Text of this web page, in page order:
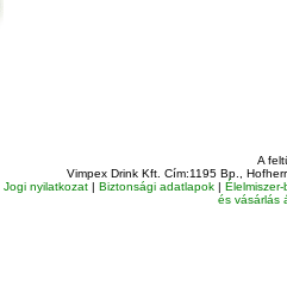
A
Vimpex Drink Kft. Cím:1195 Bp.,
Jogi nyilatkozat| Biztonsági adatlapok|
és vásárlás